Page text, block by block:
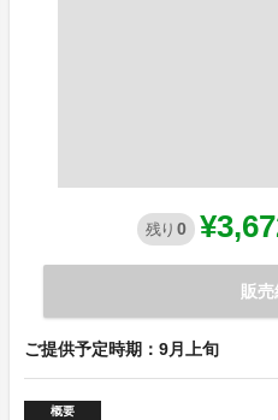
残り 0
販売
ご提供予定時期：9月上旬
概要